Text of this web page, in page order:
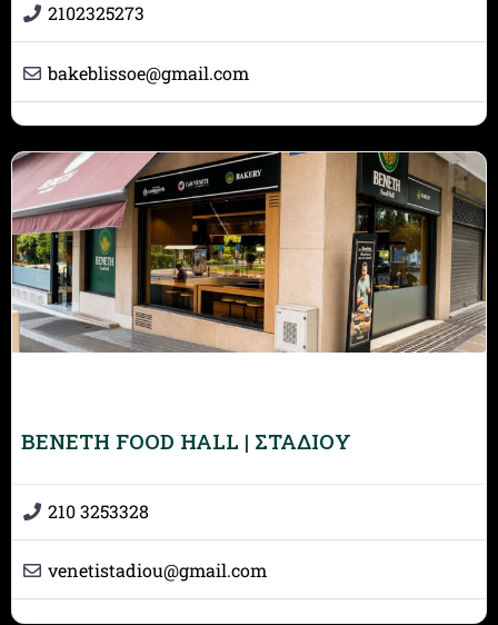
2102325273
bakeblissoe@gmail.com
BENETH FOOD HALL | ΣΤΑΔΙΟΥ
210 3253328
venetistadiou@gmail.com